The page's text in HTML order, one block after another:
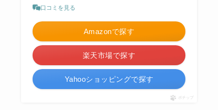
口コミを見る
Amazonで探す
楽天市場で探す
Yahooショッピングで探す
ポチップ